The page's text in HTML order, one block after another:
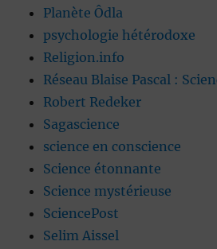
Planète Ôdla
psychologie hétérodoxe
Religion.info
Réseau Blaise Pascal :
Robert Redeker
Sagascience
science en conscience
Science étonnante
Science mystérieuse
SciencePost
Selim Aissel